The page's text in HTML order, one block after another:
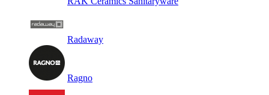
Radaway
Ragno